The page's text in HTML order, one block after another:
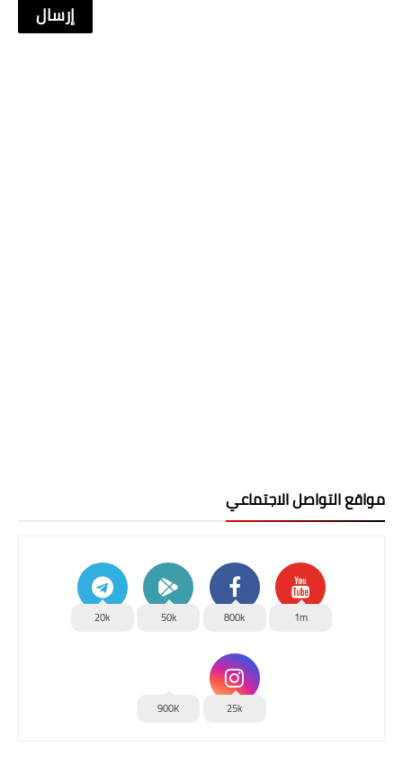
مواقع التواصل الاجتماعي
1m
800k
50k
20k
25k
900K